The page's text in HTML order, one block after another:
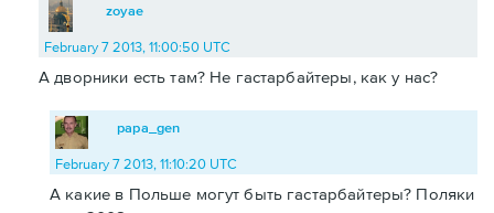
zoyae
February 7 2013, 11:00:50 UTC
А дворники есть там? Не гастарбайтеры, как у нас?
papa_gen
February 7 2013, 11:10:20 UTC
А какие в Польше могут быть гастарбайтеры? Поляки